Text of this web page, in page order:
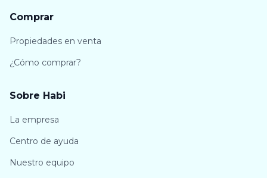
Comprar
Propiedades en venta
¿Cómo comprar?
Sobre Habi
La empresa
Centro de ayuda
Nuestro equipo